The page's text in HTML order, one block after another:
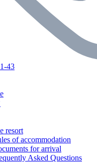
43
resort
of accommodation
for arrival
Asked Questions